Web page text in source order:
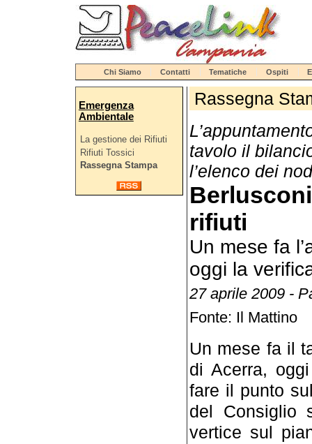
Chi Siamo Contatti Tematiche Ospiti
Emergenza
Ambientale
La gestione dei Rifiuti
Rifiuti Tossici
Rassegna Stampa
Rassegna
tavolo il
l’elenco dei
rifiuti
Un mese fa
oggi la
27 aprile 2009 -
Fonte: Il Mattino
Un mese fa il
di Acerra,
fare il punto
del Consiglio
vertice sul